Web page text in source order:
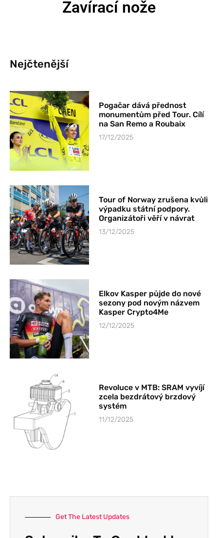
Zavírací nože
Nejčtenější
Pogačar dává přednost
monumentům před Tour. Cílí
na San Remo a Roubaix
17/12/2025
Tour of Norway zrušena kvůli
výpadku státní podpory.
Organizátoři věří v návrat
13/12/2025
Elkov Kasper půjde do nové
sezony pod novým názvem
Kasper Crypto4Me
12/12/2025
Revoluce v MTB: SRAM vyvíjí
zcela bezdrátový brzdový
systém
11/12/2025
Get The Latest Updates